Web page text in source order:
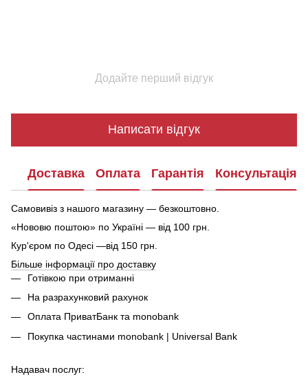
Додайте перший відгук
Написати відгук
Доставка Оплата Гарантія Консультація
Самовивіз з нашого магазину — безкоштовно.
«Нововю поштою» по Україні — від 100 грн.
Кур'єром по Одесі —від 150 грн.
Більше інформації про доставку
Готівкою при отриманні
На разрахунковий рахунок
Оплата ПриватБанк та monobank
Покупка частинами monobank | Universal Bank
Надавач послуг: